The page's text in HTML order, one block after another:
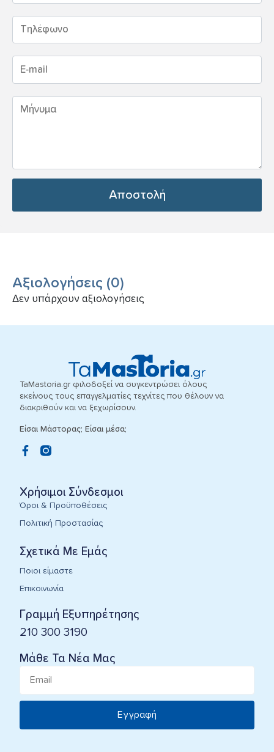
Αποστολή
Αξιολογήσεις (0)
Δεν υπάρχουν αξιολογήσεις
TaMastoria.gr φιλοδοξεί να συγκεντρώσει όλους
εκείνους τους επαγγελματίες τεχνίτες που θέλουν να
διακριθούν και να ξεχωρίσουν.
Είσαι Μάστορας; Είσαι μέσα;
Σχετικά Με Εμάς
Ποιοι είμαστε
Επικοινωνία
Γραμμή Εξυπηρέτησης
210 300 3190
Χρήσιμοι Σύνδεσμοι
Όροι & Προϋποθέσεις
Πολιτική Προστασίας
Μάθε Τα Νέα Μας
Εγγραφή